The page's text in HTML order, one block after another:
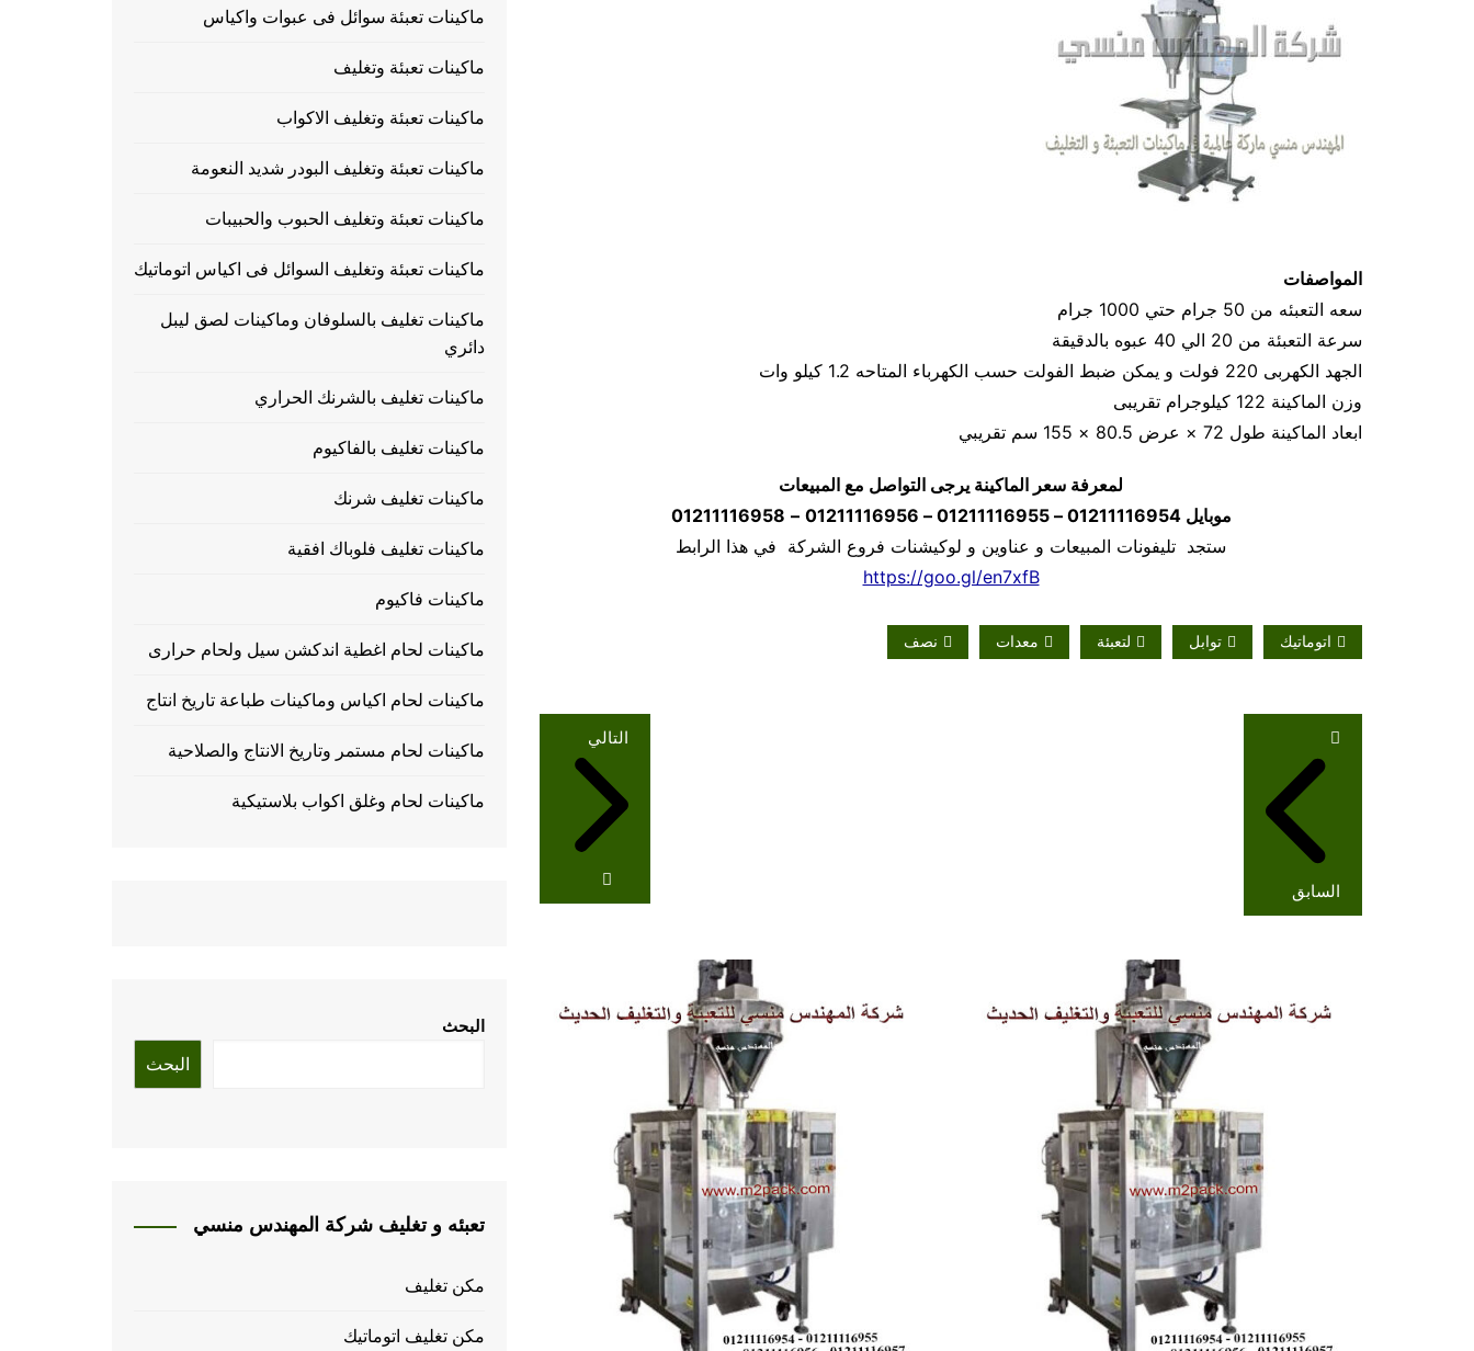
المواصفات
سعه التعبئه من 50 جرام حتي 1000 جرام
سرعة التعبئة من 20 الي 40 عبوه بالدقيقة
الجهد الكهربى 220 فولت و يمكن ضبط الفولت حسب الكهرباء المتاحه 1.2 كيلو وات
وزن الماكينة 122 كيلوجرام تقريبى
ابعاد الماكينة طول 72 × عرض 80.5 × 155 سم تقريبي
لمعرفة سعر الماكينة يرجى التواصل مع المبيعات
موبايل01211116954 – 01211116955 – 01211116956
–
01211116958
ستجد تليفونات المبيعات و عناوين و لوكيشنات فروع الشركة في هذا الرابط
https://goo.gl/en7xfB
اتوماتيك توابل لتعبئة معدات نصف
تصفّح
المقالات
السابق
التالي
ماكينات تعبئة سوائل فى عبوات واكياس
ماكينات تعبئة وتغليف
ماكينات تعبئة وتغليف الاكواب
ماكينات تعبئة وتغليف البودر شديد النعومة
ماكينات تعبئة وتغليف الحبوب والحبيبات
ماكينات تعبئة وتغليف السوائل فى اكياس اتوماتيك
ماكينات تغليف بالسلوفان وماكينات لصق ليبل
دائري
ماكينات تغليف بالشرنك الحراري
ماكينات تغليف بالفاكيوم
ماكينات تغليف شرنك
ماكينات تغليف فلوباك افقية
ماكينات فاكيوم
ماكينات لحام اغطية اندكشن سيل ولحام حرارى
ماكينات لحام اكياس وماكينات طباعة تاريخ انتاج
ماكينات لحام مستمر وتاريخ الانتاج والصلاحية
ماكينات لحام وغلق اكواب بلاستيكية
البحث
البحث
تعبئه و تغليف شركة المهندس منسي
مكن تغليف
مكن تغليف اتوماتيك